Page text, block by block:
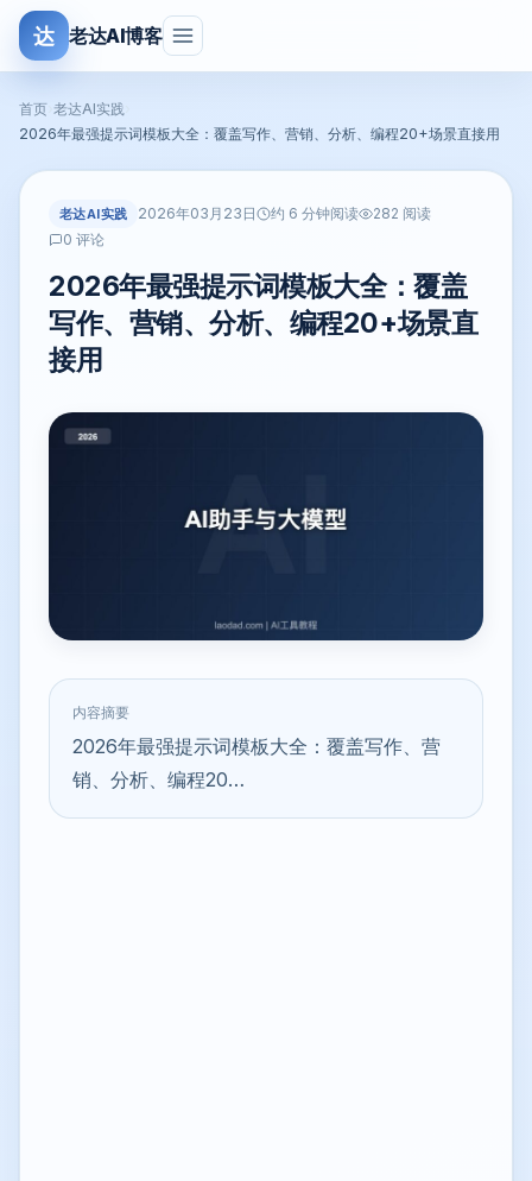
达 老达AI博客
首页 老达AI实践
2026年最强提示词模板大全：覆盖写作、营销、分析、编程20+场景直接用
老达AI实践 2026年03月23日 约 6 分钟阅读
282 阅读
0 评论
2026年最强提示词模板大全：覆盖
写作、营销、分析、编程20+场景直
接用
内容摘要
2026年最强提示词模板大全：覆盖写作、营
销、分析、编程20…